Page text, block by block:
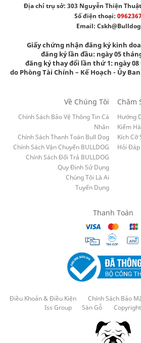
Địa chỉ trụ sở: 303 Nguyễn Thiện
Số điện thoại:
Email:
Giấy chứng nhận đăng ký kinh
đăng ký lần đầu: ngày 05
đăng ký thay đổi lần thứ 1: ngày 08
do Phòng Tài Chính – Kế Hoạch - Ủy
Về Chúng Tôi
Chính Sách Bảo Vệ Thông Tin Cá
Nhân
Chính Sách Thanh Toán Bull Dog
Chính Sách Vận Chuyển BULLDOG
Chính Sách Đổi Trả BULLDOG
Quy Định Sử Dụng
Chúng Tôi Là Ai
Tuyển Dụng
Chăm
Hướng
Kiểm
Kích Cỡ
Hỏi Đáp
Thanh Toán
Điều Khoản & Điều Kiện Chính Sách Bảo
Iss Group
Sàn Gỗ